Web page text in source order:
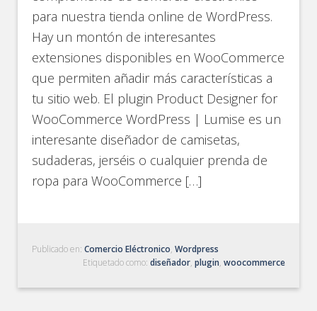
para nuestra tienda online de WordPress.
Hay un montón de interesantes
extensiones disponibles en WooCommerce
que permiten añadir más características a
tu sitio web. El plugin Product Designer for
WooCommerce WordPress | Lumise es un
interesante diseñador de camisetas,
sudaderas, jerséis o cualquier prenda de
ropa para WooCommerce […]
Publicado en:Comercio Eléctronico,Wordpress
Etiquetado como: diseñador, plugin, woocommerce